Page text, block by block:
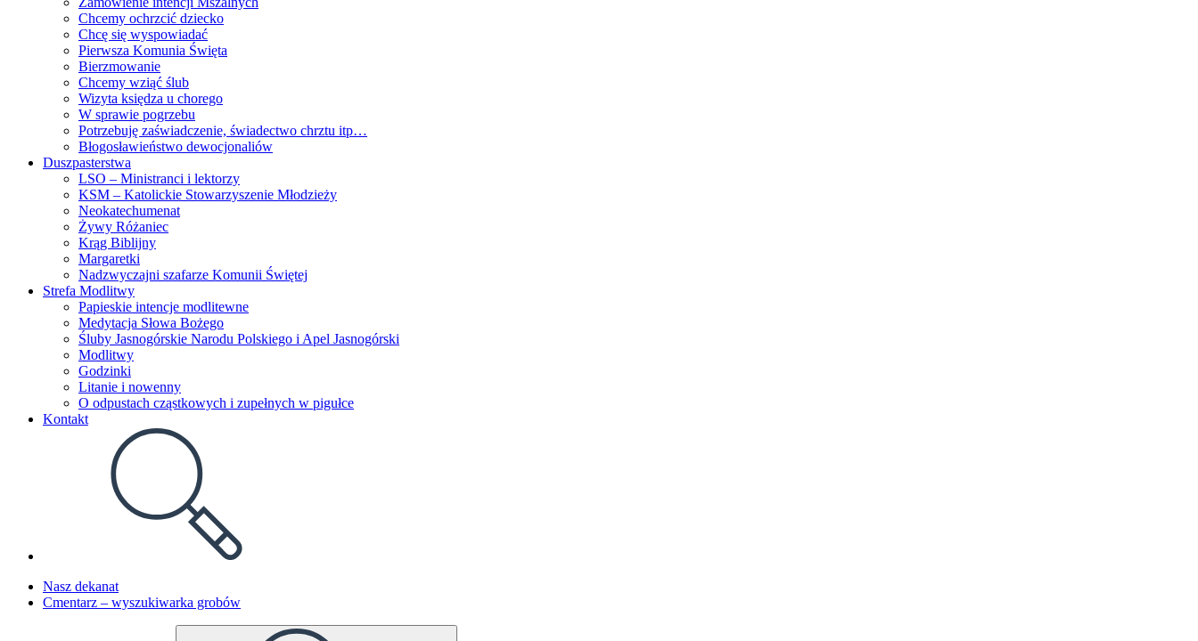
Chcemy ochrzcić dziecko
Chcę się wyspowiadać
Pierwsza Komunia Święta
Bierzmowanie
Chcemy wziąć ślub
Wizyta księdza u chorego
W sprawie pogrzebu
Potrzebuję zaświadczenie, świadectwo chrztu itp…
Błogosławieństwo dewocjonaliów
Duszpasterstwa
LSO – Ministranci i lektorzy
KSM – Katolickie Stowarzyszenie Młodzieży
Neokatechumenat
Żywy Różaniec
Krąg Biblijny
Margaretki
Nadzwyczajni szafarze Komunii Świętej
Strefa Modlitwy
Papieskie intencje modlitewne
Medytacja Słowa Bożego
Śluby Jasnogórskie Narodu Polskiego i Apel Jasnogórski
Modlitwy
Godzinki
Litanie i nowenny
O odpustach cząstkowych i zupełnych w pigułce
Kontakt
Nasz dekanat
Cmentarz – wyszukiwarka grobów